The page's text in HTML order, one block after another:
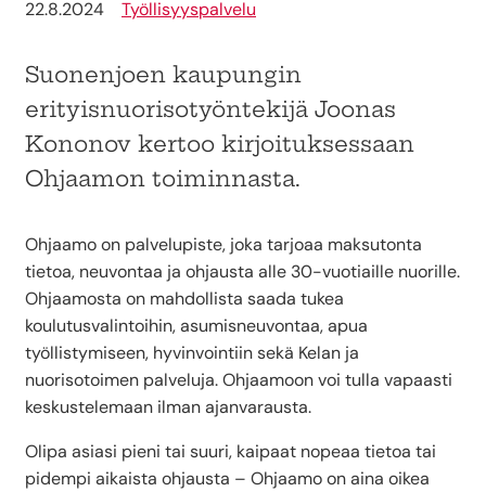
22.8.2024 Työllisyyspalvelu
Suonenjoen kaupungin
erityisnuorisotyöntekijä Joonas
Kononov kertoo kirjoituksessaan
Ohjaamon toiminnasta.
Ohjaamo on palvelupiste, joka tarjoaa maksutonta
tietoa, neuvontaa ja ohjausta alle 30-vuotiaille nuorille.
Ohjaamosta on mahdollista saada tukea
koulutusvalintoihin, asumisneuvontaa, apua
työllistymiseen, hyvinvointiin sekä Kelan ja
nuorisotoimen palveluja. Ohjaamoon voi tulla vapaasti
keskustelemaan ilman ajanvarausta.
Olipa asiasi pieni tai suuri, kaipaat nopeaa tietoa tai
pidempi aikaista ohjausta – Ohjaamo on aina oikea